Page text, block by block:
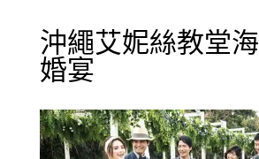
沖繩艾妮絲教堂
婚宴